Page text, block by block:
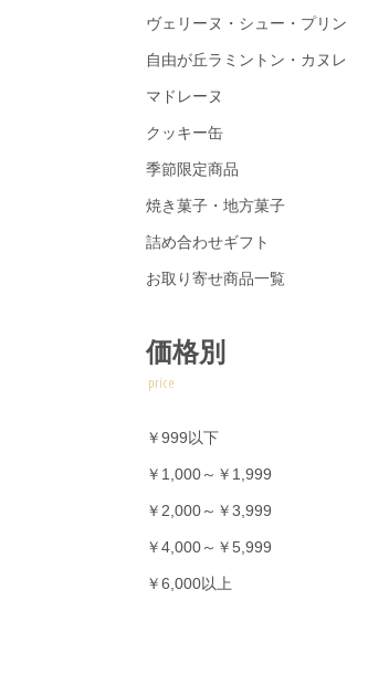
ヴェリーヌ・シュー・プリン
自由が丘ラミントン・カヌレ
マドレーヌ
クッキー缶
季節限定商品
焼き菓子・地方菓子
詰め合わせギフト
お取り寄せ商品一覧
価格別
price
￥999以下
￥1,000～￥1,999
￥2,000～￥3,999
￥4,000～￥5,999
￥6,000以上